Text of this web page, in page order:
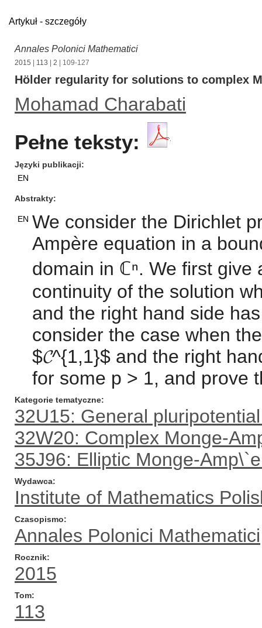
Artykuł - szczegóły
Annales Polonici Mathematici
2015 113 2 | 109-127
Hölder regularity for solutions to complex
Mohamad Charabati
Pełne teksty:
Języki publikacji
EN
Abstrakty
EN We consider the Dirichlet
Ampère equation in a
domain in ℂⁿ. We first
continuity of the solution
and the right hand side
consider the case when
$𝓒^{1,1}$ and the right
for some p > 1, and prove
Kategorie tematyczne
32U15: General
32W20: Complex Monge-
35J96: Elliptic Monge-
Wydawca
Institute of Mathematics
Czasopismo
Annales Polonici Mathematici
Rocznik
2015
Tom
113